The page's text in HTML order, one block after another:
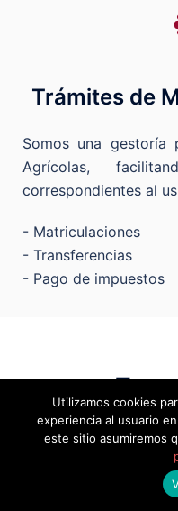
Trámites de
Somos una
Agrícolas,
correspondientes al
- Matriculaciones
- Transferencias
- Pago de impuestos
Utilizamos cookies
experiencia al usuario
este sitio asumiremos